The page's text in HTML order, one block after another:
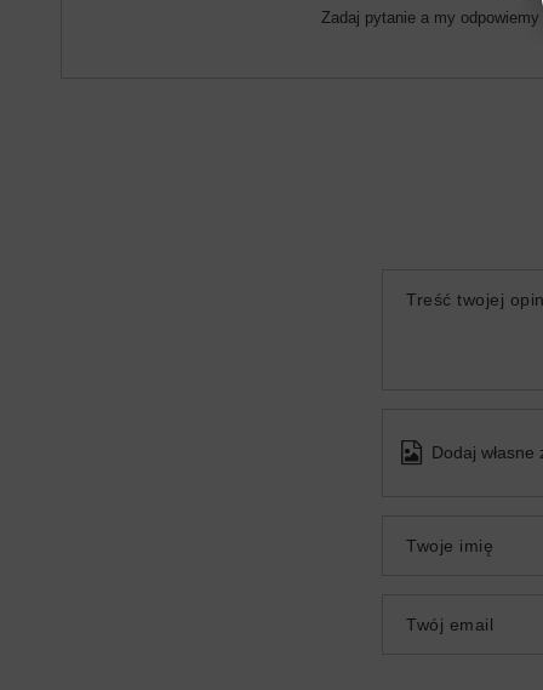
Zadaj pytanie a my
Treść twojej
Dodaj
Twoje imię
Twój email